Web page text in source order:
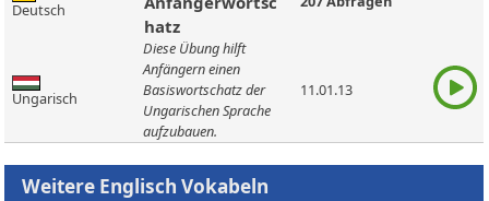
Deutsch
hatz
Ungarisch
Diese Übung hilft
Anfängern einen
Basiswortschatz der
Ungarischen Sprache
aufzubauen.
11.01.13